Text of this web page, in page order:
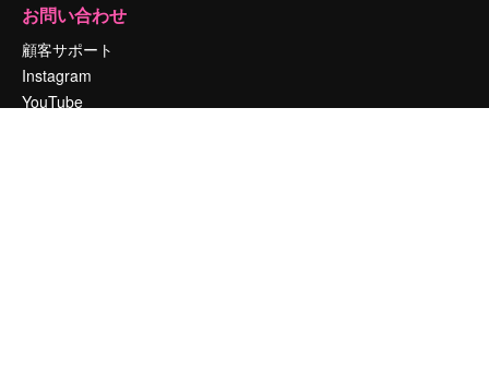
お問い合わせ
顧客サポート
Instagram
YouTube